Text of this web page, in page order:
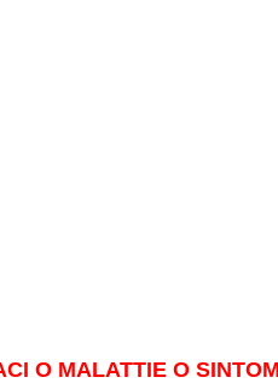
O MALATTIE O